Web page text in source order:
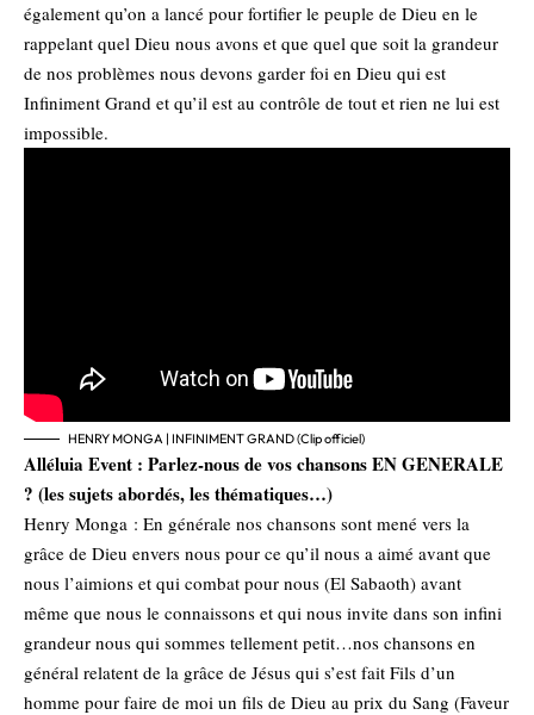
également qu’on a lancé pour fortifier le peuple de Dieu en le
rappelant quel Dieu nous avons et que quel que soit la grandeur
de nos problèmes nous devons garder foi en Dieu qui est
Infiniment Grand et qu’il est au contrôle de tout et rien ne lui est
impossible.
HENRY MONGA | INFINIMENT GRAND (Clip officiel)
Alléluia Event : Parlez-nous de vos chansons EN GENERALE
? (les sujets abordés, les thématiques…)
Henry Monga : En générale nos chansons sont mené vers la
grâce de Dieu envers nous pour ce qu’il nous a aimé avant que
nous l’aimions et qui combat pour nous (El Sabaoth) avant
même que nous le connaissons et qui nous invite dans son infini
grandeur nous qui sommes tellement petit…nos chansons en
général relatent de la grâce de Jésus qui s’est fait Fils d’un
homme pour faire de moi un fils de Dieu au prix du Sang (Faveur